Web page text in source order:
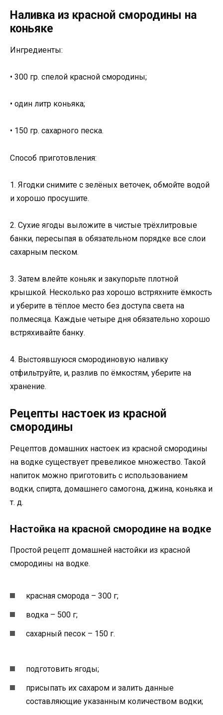
Наливка из красной смородины на
коньяке
Ингредиенты:
• 300 гр. спелой красной смородины;
• один литр коньяка;
• 150 гр. сахарного песка.
Способ приготовления:
1. Ягодки снимите с зелёных веточек, обмойте водой
и хорошо просушите.
2. Сухие ягоды выложите в чистые трёхлитровые
банки, пересыпая в обязательном порядке все слои
сахарным песком.
3. Затем влейте коньяк и закупорьте плотной
крышкой. Несколько раз хорошо встряхните ёмкость
и уберите в тёплое место без доступа света на
полмесяца. Каждые четыре дня обязательно хорошо
встряхивайте банку.
4. Выстоявшуюся смородиновую наливку
отфильтруйте, и, разлив по ёмкостям, уберите на
хранение.
Рецепты настоек из красной
смородины
Рецептов домашних настоек из красной смородины
на водке существует превеликое множество. Такой
напиток можно приготовить с использованием
водки, спирта, домашнего самогона, джина, коньяка и
т. д.
Настойка на красной смородине на водке
Простой рецепт домашней настойки из красной
смородины на водке.
красная сморода – 300 г;
водка – 500 г;
сахарный песок – 150 г.
подготовить ягоды;
присыпать их сахаром и залить данные
составляющие указанным количеством водки;